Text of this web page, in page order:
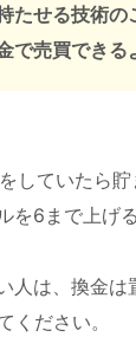
たせる技術の
で売買できる
していたら
を6まで上げ
人は、換金は
ください。